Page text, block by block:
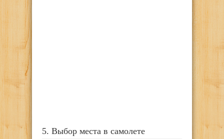
5. Выбор места в самолете